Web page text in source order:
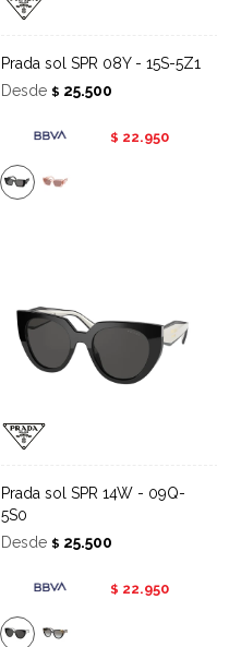
Prada sol SPR 08Y - 15S-5Z1
Desde $ 25.500
$ 22.950
Prada sol SPR 14W - 09Q-
5S0
Desde $ 25.500
$ 22.950